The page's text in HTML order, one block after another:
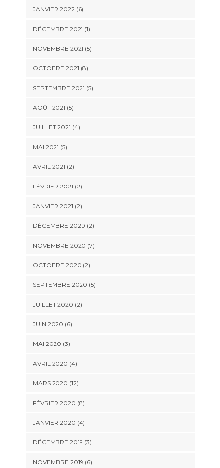
JANVIER 2022 (6)
DÉCEMBRE 2021 (1)
NOVEMBRE 2021 (5)
OCTOBRE 2021 (8)
SEPTEMBRE 2021 (5)
AOÛT 2021 (5)
JUILLET 2021 (4)
MAI 2021 (5)
AVRIL 2021 (2)
FÉVRIER 2021 (2)
JANVIER 2021 (2)
DÉCEMBRE 2020 (2)
NOVEMBRE 2020 (7)
OCTOBRE 2020 (2)
SEPTEMBRE 2020 (5)
JUILLET 2020 (2)
JUIN 2020 (6)
MAI 2020 (3)
AVRIL 2020 (4)
MARS 2020 (12)
FÉVRIER 2020 (8)
JANVIER 2020 (4)
DÉCEMBRE 2019 (3)
NOVEMBRE 2019 (6)